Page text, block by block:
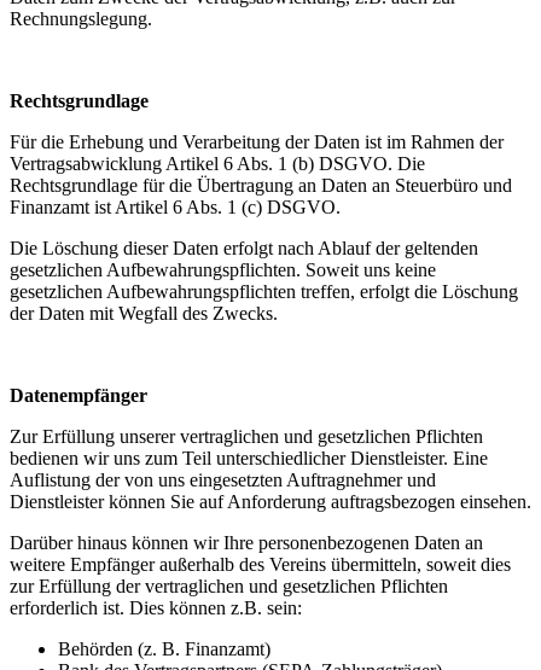
Rechnungslegung.
Rechtsgrundlage
Für die Erhebung und Verarbeitung der Daten ist im Rahmen der
Vertragsabwicklung Artikel 6 Abs. 1 (b) DSGVO. Die
Rechtsgrundlage für die Übertragung an Daten an Steuerbüro und
Finanzamt ist Artikel 6 Abs. 1 (c) DSGVO.
Die Löschung dieser Daten erfolgt nach Ablauf der geltenden
gesetzlichen Aufbewahrungspflichten. Soweit uns keine
gesetzlichen Aufbewahrungspflichten treffen, erfolgt die Löschung
der Daten mit Wegfall des Zwecks.
Datenempfänger
Zur Erfüllung unserer vertraglichen und gesetzlichen Pflichten
bedienen wir uns zum Teil unterschiedlicher Dienstleister. Eine
Auflistung der von uns eingesetzten Auftragnehmer und
Dienstleister können Sie auf Anforderung auftragsbezogen einsehen.
Darüber hinaus können wir Ihre personenbezogenen Daten an
weitere Empfänger außerhalb des Vereins übermitteln, soweit dies
zur Erfüllung der vertraglichen und gesetzlichen Pflichten
erforderlich ist. Dies können z.B. sein:
Behörden (z. B. Finanzamt)